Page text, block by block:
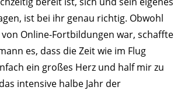
ist bei ihr genau richtig. Obwohl
Online-Fortbildungen war, schaffte
es, dass die Zeit wie im Flug
ein großes Herz und half mir zu
intensive halbe Jahr der